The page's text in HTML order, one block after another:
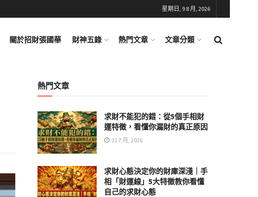
星期日, 9 8 月, 2026
關於招財張國華 財神五錄 熱門文章 文章分類
熱門文章
求財不能犯的錯：從5個手相財
運特徵，看懂你漏財的真正原因
31 7 月, 2026
求財心態決定你的財庫深淺｜手
相「財運線」5大特徵教你看懂
自己的求財心態